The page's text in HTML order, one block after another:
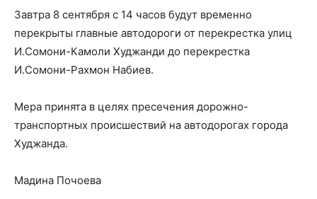
Завтра 8 сентября с 14 часов будут временно
перекрыты главные автодороги от перекрестка улиц
И.Сомони-Камоли Худжанди до перекрестка
И.Сомони-Рахмон Набиев.
Мера принята в целях пресечения дорожно-
транспортных происшествий на автодорогах города
Худжанда.
Мадина Почоева